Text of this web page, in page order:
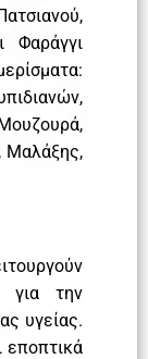
Φαράγγι
Μαλάξης,
για την
υγείας.
εποπτικά